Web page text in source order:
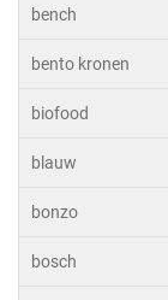
bench
bento kronen
biofood
blauw
bonzo
bosch